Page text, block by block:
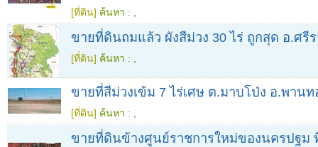
[ที่ดิน] ค้นหา :
ขายที่ดินถมแล้ว ผังสีม่วง 30 ไร่ ถูกสุด อ.ศรี
[ที่ดิน] ค้นหา :
ขายที่สีม่วงเข้ม 7 ไร่เศษ ต.มาบโป่ง อ.พาน
[ที่ดิน] ค้นหา :
ขายที่ดินข้างศูนย์ราชการใหม่ของนครปฐม